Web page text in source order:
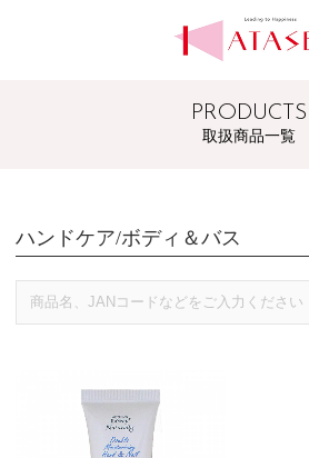
PRODUCTS
取扱商品一覧
ハンドケア/ボディ＆バス